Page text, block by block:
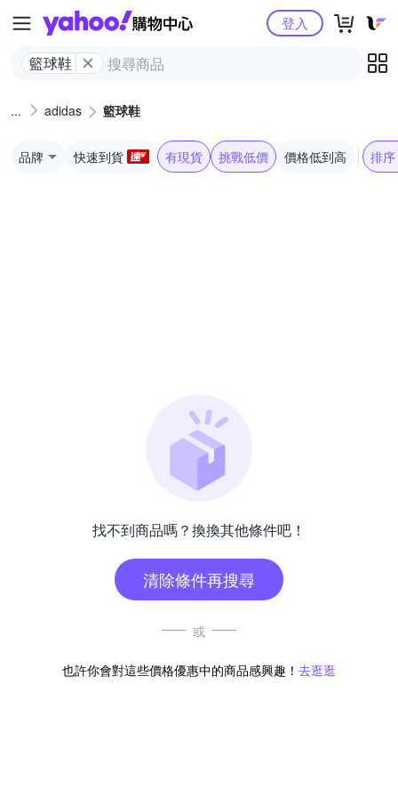
Yahoo購物中心
籃球鞋
登入
adidas 籃球鞋
品牌 快速到貨 有現貨 挑戰低價 價格低到高 排序
找不到商品嗎？換換其他條件吧！
清除條件再搜尋
或
也許你會對這些價格優惠中的商品感興趣！ 去逛逛